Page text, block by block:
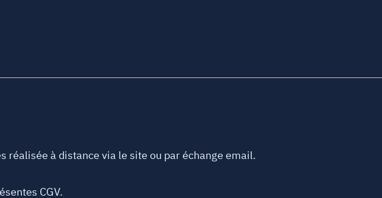
réalisée à distance via le site ou par échange email.
CGV.